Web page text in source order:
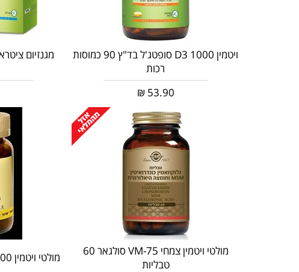
ויטמין 1000 D3 סופטג'ל בד"ץ 90 כמוסות
רכות
53.90
₪
מולטי ויטמין צמחי VM-75 סולגאר 60
טבליות
מולטי ויטמין VM-2000 (קטן) 60 טבליות